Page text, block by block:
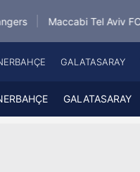
Tel Aviv FC
6.8.2026 - Per
19:00
GALATASARAY
GALATASARAY